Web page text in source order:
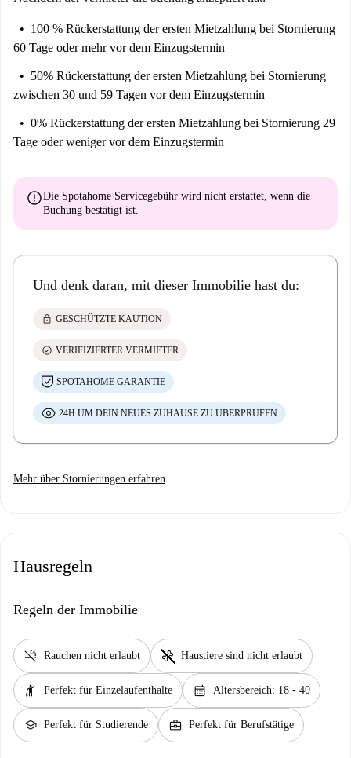
100 % Rückerstattung der ersten Mietzahlung bei Stornierung
60 Tage oder mehr vor dem Einzugstermin
50% Rückerstattung der ersten Mietzahlung bei Stornierung
zwischen 30 und 59 Tagen vor dem Einzugstermin
0% Rückerstattung der ersten Mietzahlung bei Stornierung 29
Tage oder weniger vor dem Einzugstermin
errorDie Spotahome Servicegebühr wird nicht erstattet, wenn die
Buchung bestätigt ist.
Und denk daran, mit dieser Immobilie hast du:
lock GESCHÜTZTE KAUTION
check_circle VERIFIZIERTER VERMIETER
SPOTAHOME GARANTIE
24H UM DEIN NEUES ZUHAUSE ZU ÜBERPRÜFEN
Mehr über Stornierungen erfahren
Hausregeln
Regeln der Immobilie
smoke_free Rauchen nicht erlaubt pet_supplies Haustiere sind nicht erlaubt
hail Perfekt für Einzelaufenthalte calendar_month Altersbereich: 18 - 40
school Perfekt für Studierende business_center Perfekt für Berufstätige